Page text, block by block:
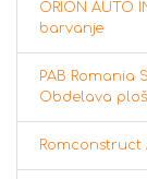
ORION AUTO
barvanje
PAB Romania
Obdelava
Romconstruct